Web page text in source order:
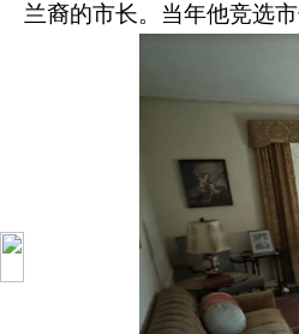
兰裔的市长。当年他竞选